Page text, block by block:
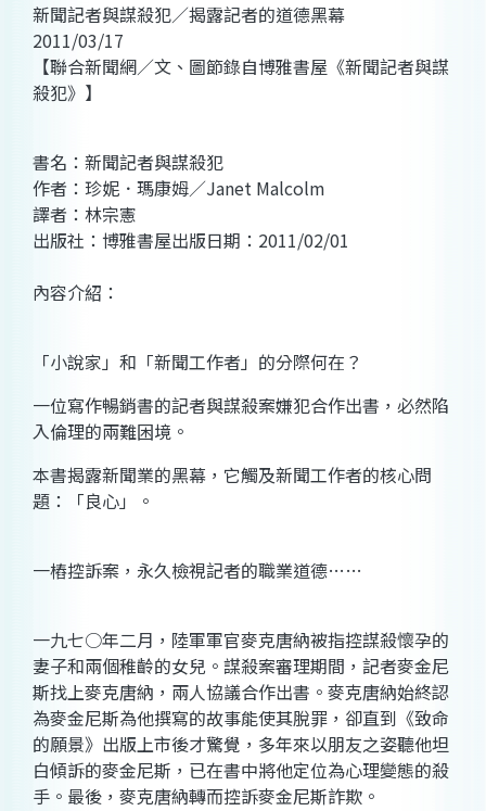
新聞記者與謀殺犯／揭露記者的道德黑幕
2011/03/17
【聯合新聞網／文、圖節錄自博雅書屋《新聞記者與謀
殺犯》】
書名：新聞記者與謀殺犯
作者：珍妮．瑪康姆／Janet Malcolm
譯者：林宗憲
出版社：博雅書屋出版日期：2011/02/01
內容介紹：
「小說家」和「新聞工作者」的分際何在？
一位寫作暢銷書的記者與謀殺案嫌犯合作出書，必然陷
入倫理的兩難困境。
本書揭露新聞業的黑幕，它觸及新聞工作者的核心問
題：「良心」。
一樁控訴案，永久檢視記者的職業道德……
一九七○年二月，陸軍軍官麥克唐納被指控謀殺懷孕的
妻子和兩個稚齡的女兒。謀殺案審理期間，記者麥金尼
斯找上麥克唐納，兩人協議合作出書。麥克唐納始終認
為麥金尼斯為他撰寫的故事能使其脫罪，卻直到《致命
的願景》出版上市後才驚覺，多年來以朋友之姿聽他坦
白傾訴的麥金尼斯，已在書中將他定位為心理變態的殺
手。最後，麥克唐納轉而控訴麥金尼斯詐欺。